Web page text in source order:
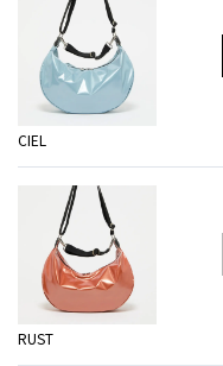
CIEL
RUST